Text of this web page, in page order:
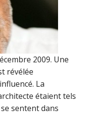
2009. Une
révélée
La
étaient tels
sentent dans